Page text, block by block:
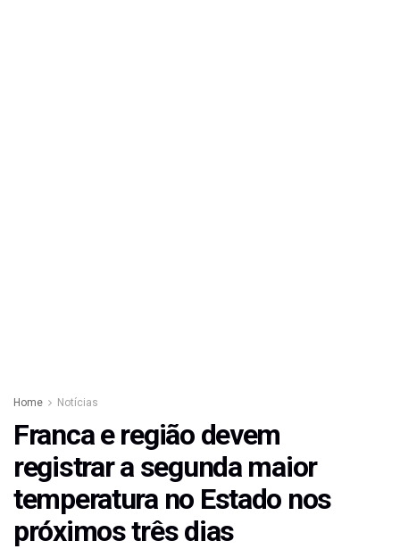
Home Notícias
Franca e região devem
registrar a segunda maior
temperatura no Estado nos
próximos três dias